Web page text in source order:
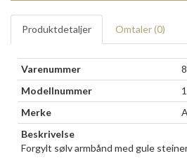
Produktdetaljer Omtaler (0)
Varenummer
Modellnummer
Merke
Beskrivelse
Forgylt sølv armbånd med gule